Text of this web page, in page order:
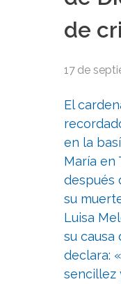
de
17 de
El
en la
María en
después
su
Luisa
su causa
declara:
sencillez